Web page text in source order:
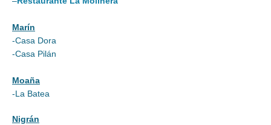
Marín
-Casa Dora
-Casa Pilán
Moaña
-La Batea
Nigrán